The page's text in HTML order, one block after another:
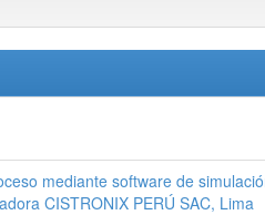
mediante software de
CISTRONIX PERÚ SAC, Lima